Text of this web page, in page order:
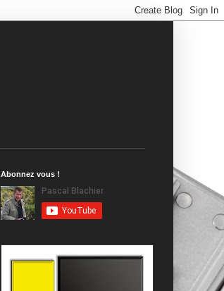
Abonnez vous !